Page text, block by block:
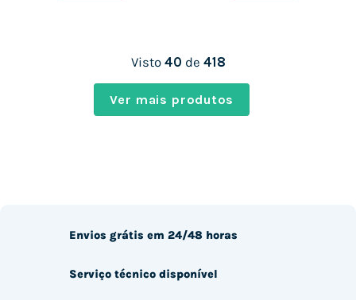
Visto 40 de 418
Ver mais produtos
Envios grátis em 24/48 horas
Serviço técnico disponível